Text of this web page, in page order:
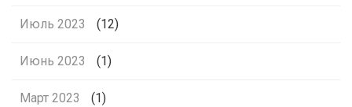
Июль 2023 (12)
Июнь 2023 (1)
Март 2023 (1)